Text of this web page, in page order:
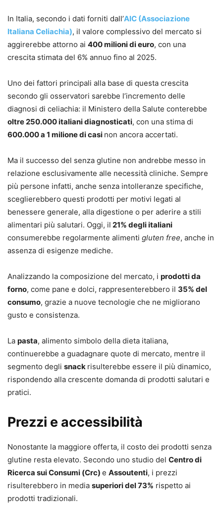
In Italia, secondo i dati forniti dall’AIC (Associazione
Italiana Celiachia), il valore complessivo del mercato si
aggirerebbe attorno ai 400 milioni di euro, con una
crescita stimata del 6% annuo fino al 2025.
Uno dei fattori principali alla base di questa crescita
secondo gli osservatori sarebbe l’incremento delle
diagnosi di celiachia: il Ministero della Salute conterebbe
oltre 250.000 italiani diagnosticati, con una stima di
600.000 a 1 milione di casi non ancora accertati.
Ma il successo del senza glutine non andrebbe messo in
relazione esclusivamente alle necessità cliniche. Sempre
più persone infatti, anche senza intolleranze specifiche,
sceglierebbero questi prodotti per motivi legati al
benessere generale, alla digestione o per aderire a stili
alimentari più salutari. Oggi, il 21% degli italiani
consumerebbe regolarmente alimenti gluten free, anche in
assenza di esigenze mediche.
Analizzando la composizione del mercato, i prodotti da
forno, come pane e dolci, rappresenterebbero il 35% del
consumo, grazie a nuove tecnologie che ne migliorano
gusto e consistenza.
La pasta, alimento simbolo della dieta italiana,
continuerebbe a guadagnare quote di mercato, mentre il
segmento degli snack risulterebbe essere il più dinamico,
rispondendo alla crescente domanda di prodotti salutari e
pratici.
Prezzi e accessibilità
Nonostante la maggiore offerta, il costo dei prodotti senza
glutine resta elevato. Secondo uno studio del Centro di
Ricerca sui Consumi (Crc) e Assoutenti, i prezzi
risulterebbero in media superiori del 73% rispetto ai
prodotti tradizionali.